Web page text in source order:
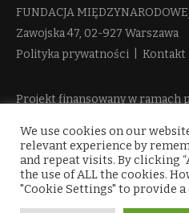
FUNDACJA
Zawojska 47, 02-927 Warszawa
Polityka prywatności
Kontakt
Projekt finansowany w ramach
więcej informacji
We use cookies on our
relevant experience by
and repeat visits. By clicking
the use of ALL the cookies.
"Cookie Settings" to provide